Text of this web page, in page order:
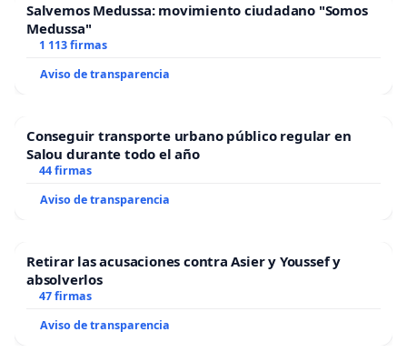
Salvemos Medussa: movimiento ciudadano "Somos
Medussa"
1 113 firmas
Aviso de transparencia
Conseguir transporte urbano público regular en
Salou durante todo el año
44 firmas
Aviso de transparencia
Retirar las acusaciones contra Asier y Youssef y
absolverlos
47 firmas
Aviso de transparencia